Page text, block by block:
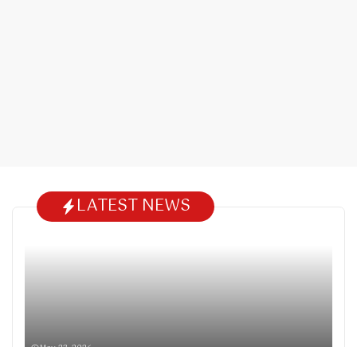
LATEST NEWS